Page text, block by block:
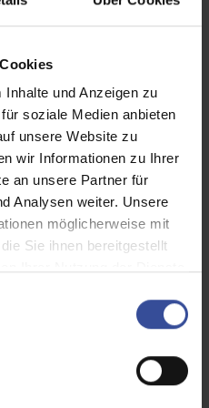
und Anzeigen zu
soziale Medien anbieten
unsere Website zu
wir Informationen zu Ihrer
an unsere Partner für
Analysen weiter. Unsere
möglicherweise mit
Sie ihnen bereitgestellt